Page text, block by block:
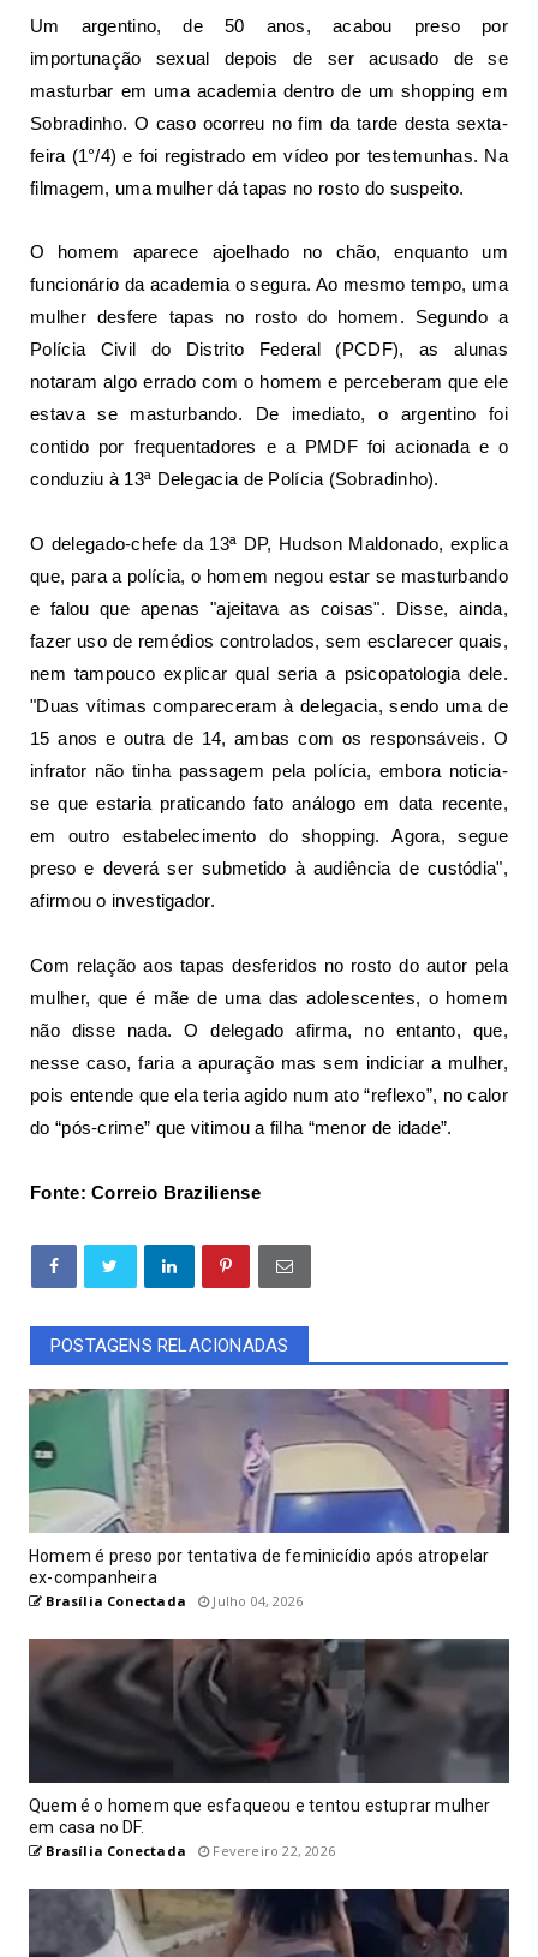
Um argentino, de 50 anos, acabou preso por
importunação sexual depois de ser acusado de se
masturbar em uma academia dentro de um shopping em
Sobradinho. O caso ocorreu no fim da tarde desta sexta-
feira (1°/4) e foi registrado em vídeo por testemunhas. Na
filmagem, uma mulher dá tapas no rosto do suspeito.
O homem aparece ajoelhado no chão, enquanto um
funcionário da academia o segura. Ao mesmo tempo, uma
mulher desfere tapas no rosto do homem. Segundo a
Polícia Civil do Distrito Federal (PCDF), as alunas
notaram algo errado com o homem e perceberam que ele
estava se masturbando. De imediato, o argentino foi
contido por frequentadores e a PMDF foi acionada e o
conduziu à 13ª Delegacia de Polícia (Sobradinho).
O delegado-chefe da 13ª DP, Hudson Maldonado, explica
que, para a polícia, o homem negou estar se masturbando
e falou que apenas "ajeitava as coisas". Disse, ainda,
fazer uso de remédios controlados, sem esclarecer quais,
nem tampouco explicar qual seria a psicopatologia dele.
"Duas vítimas compareceram à delegacia, sendo uma de
15 anos e outra de 14, ambas com os responsáveis. O
infrator não tinha passagem pela polícia, embora noticia-
se que estaria praticando fato análogo em data recente,
em outro estabelecimento do shopping. Agora, segue
preso e deverá ser submetido à audiência de custódia",
afirmou o investigador.
Com relação aos tapas desferidos no rosto do autor pela
mulher, que é mãe de uma das adolescentes, o homem
não disse nada. O delegado afirma, no entanto, que,
nesse caso, faria a apuração mas sem indiciar a mulher,
pois entende que ela teria agido num ato “reflexo”, no calor
do “pós-crime” que vitimou a filha “menor de idade”.
Fonte: Correio Braziliense
POSTAGENS RELACIONADAS
Homem é preso por tentativa de feminicídio após atropelar
ex-companheira
Brasília Conectada Julho 04, 2026
Quem é o homem que esfaqueou e tentou estuprar mulher
em casa no DF.
Brasília Conectada Fevereiro 22, 2026